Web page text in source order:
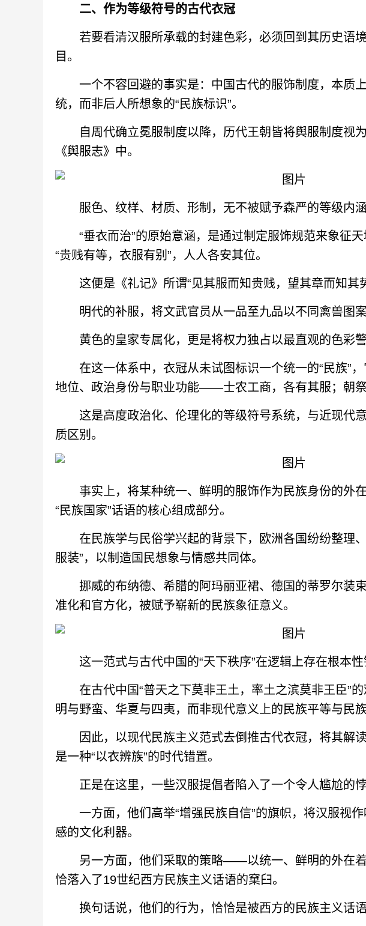
二、作为等级符号的古代衣冠
若要看清汉服所承载的封建色彩，必须回到其历史语
目。
一个不容回避的事实是：中国古代的服饰制度，本质
统，而非后人所想象的“民族标识”。
自周代确立冕服制度以降，历代王朝皆将舆服制度视
《舆服志》中。
服色、纹样、材质、形制，无不被赋予森严的等级内涵
“垂衣而治”的原始意涵，是通过制定服饰规范来象征天
“贵贱有等，衣服有别”，人人各安其位。
这便是《礼记》所谓“见其服而知贵贱，望其章而知其势
明代的补服，将文武官员从一品至九品以不同禽兽图案
黄色的皇家专属化，更是将权力独占以最直观的色彩警
在这一体系中，衣冠从未试图标识一个统一的“民族”，
地位、政治身份与职业功能——士农工商，各有其服；朝祭
这是高度政治化、伦理化的等级符号系统，与近现代意
质区别。
事实上，将某种统一、鲜明的服饰作为民族身份的外在
“民族国家”话语的核心组成部分。
在民族学与民俗学兴起的背景下，欧洲各国纷纷整理、
服装”，以制造国民想象与情感共同体。
挪威的布纳德、希腊的阿玛丽亚裙、德国的蒂罗尔装
准化和官方化，被赋予崭新的民族象征意义。
这一范式与古代中国的“天下秩序”在逻辑上存在根本性
在古代中国“普天之下莫非王土，率土之滨莫非王臣”的
明与野蛮、华夏与四夷，而非现代意义上的民族平等与民族
因此，以现代民族主义范式去倒推古代衣冠，将其解读
是一种“以衣辨族”的时代错置。
正是在这里，一些汉服提倡者陷入了一个令人尴尬的悖
一方面，他们高举“增强民族自信”的旗帜，将汉服视作
感的文化利器。
另一方面，他们采取的策略——以统一、鲜明的外在
恰落入了19世纪西方民族主义话语的窠臼。
换句话说，他们的行为，恰恰是被西方的民族主义话语